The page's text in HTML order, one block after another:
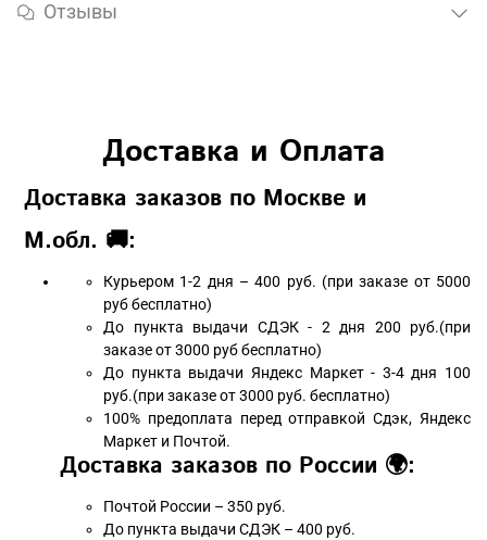
Отзывы
Доставка и Оплата
Доставка заказов по Москве и
М.обл. 🚚:
Курьером 1-2 дня – 400 руб. (при заказе от 5000
руб бесплатно)
До пункта выдачи СДЭК - 2 дня 200 руб.(при
заказе от 3000 руб бесплатно)
До пункта выдачи Яндекс Маркет - 3-4 дня 100
руб.(при заказе от 3000 руб. бесплатно)
100% предоплата перед отправкой Сдэк, Яндекс
Маркет и Почтой.
Доставка заказов по России 🌍:
Почтой России – 350 руб.
До пункта выдачи СДЭК – 400 руб.